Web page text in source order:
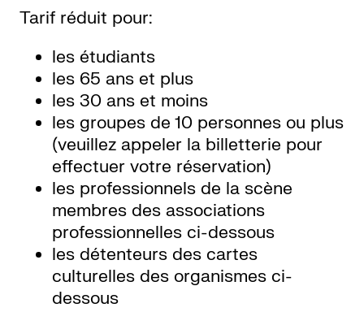
Tarif réduit pour:
les étudiants
les 65 ans et plus
les 30 ans et moins
les groupes de 10 personnes ou plus
(veuillez appeler la billetterie pour
effectuer votre réservation)
les professionnels de la scène
membres des associations
professionnelles ci-dessous
les détenteurs des cartes
culturelles des organismes ci-
dessous